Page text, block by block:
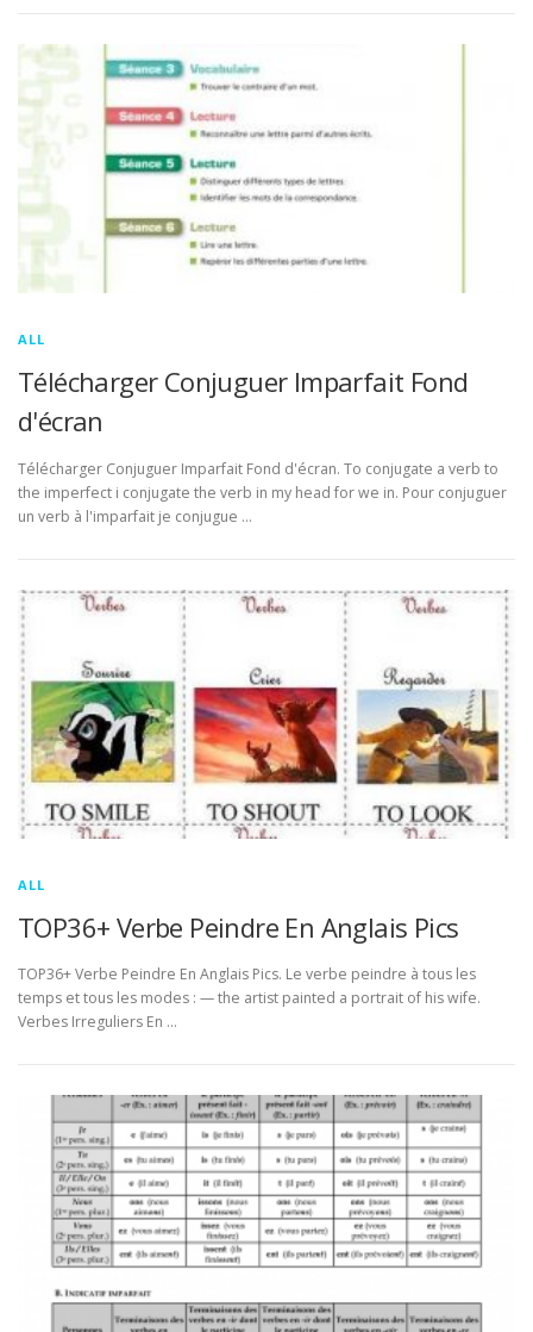
ALL
Télécharger Conjuguer Imparfait Fond
d'écran
Télécharger Conjuguer Imparfait Fond d'écran. To conjugate a verb to
the imperfect i conjugate the verb in my head for we in. Pour conjuguer
un verb à l'imparfait je conjugue …
ALL
TOP36+ Verbe Peindre En Anglais Pics
TOP36+ Verbe Peindre En Anglais Pics. Le verbe peindre à tous les
temps et tous les modes : — the artist painted a portrait of his wife.
Verbes Irreguliers En …